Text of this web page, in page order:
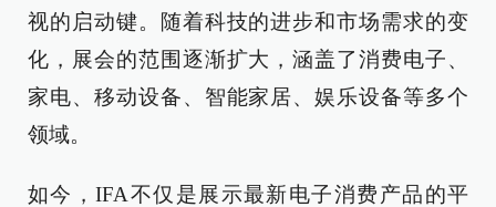
视的启动键。随着科技的进步和市场需求的变
化，展会的范围逐渐扩大，涵盖了消费电子、
家电、移动设备、智能家居、娱乐设备等多个
领域。
如今，IFA不仅是展示最新电子消费产品的平